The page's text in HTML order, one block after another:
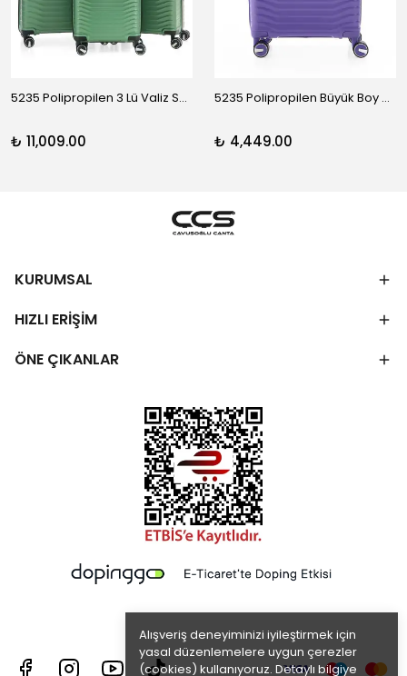
Alışveriş deneyiminizi iyileştirmek için
yasal düzenlemelere uygun çerezler
(cookies) kullanıyoruz. Detaylı bilgiye
5235 Polipropilen 3 Lü Valiz Seti
₺ 11,009.00
5235 Polipropilen Büyük Boy Valiz
₺ 4,449.00
KURUMSAL
HIZLI ERİŞİM
ÖNE ÇIKANLAR